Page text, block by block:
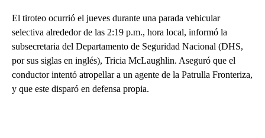
El tiroteo ocurrió el jueves durante una parada vehicular
selectiva alrededor de las 2:19 p.m., hora local, informó la
subsecretaria del Departamento de Seguridad Nacional (DHS,
por sus siglas en inglés), Tricia McLaughlin. Aseguró que el
conductor intentó atropellar a un agente de la Patrulla Fronteriza,
y que este disparó en defensa propia.